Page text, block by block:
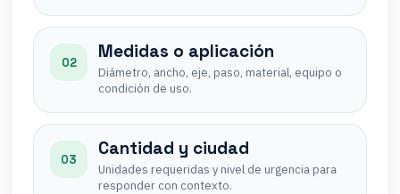
02 Medidas o aplicación
Diámetro, ancho, eje, paso, material, equipo o
condición de uso.
03 Cantidad y ciudad
Unidades requeridas y nivel de urgencia para
responder con contexto.